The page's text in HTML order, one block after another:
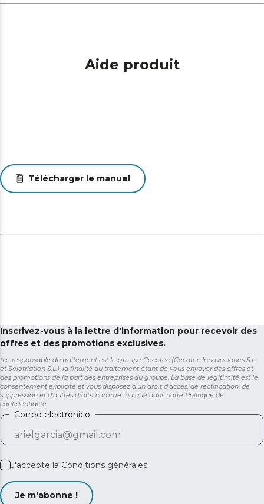
Aide produit
Télécharger le manuel
Inscrivez-vous à la lettre d'information pour recevoir des
offres et des promotions exclusives.
*Le responsable du traitement est le groupe Cecotec (Cecotec Innovaciones S.L.
et Solotriatlon S.L.), la finalité du traitement étant de vous envoyer des offres et
des promotions de la part des entreprises du groupe. La base de légitimité est le
consentement explicite et vous disposez d'un droit d'accès, de rectification, de
suppression et d'autres droits, comme indiqué dans notre Politique de
confidentialité
Correo electrónico
J'accepte la Conditions générales
Je m'abonne !